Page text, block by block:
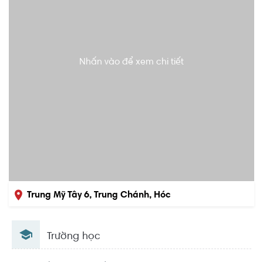
Nhấn vào để xem chi tiết
Trung Mỹ Tây 6, Trung Chánh, Hóc
Trường học